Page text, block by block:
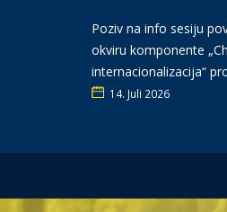
Poziv na info sesiju
okviru komponente
internacionalizacija“
14. Juli 2026